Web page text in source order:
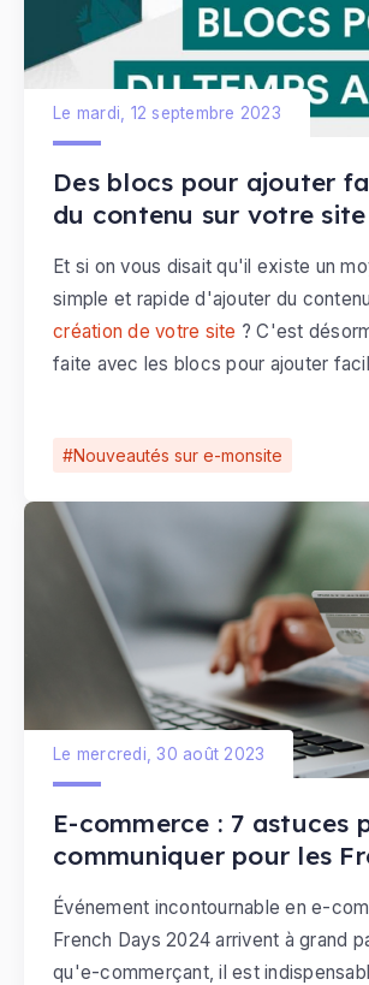
Nouveautés sur e-monsite
Des blocs pour ajouter
du contenu sur votre
Le mardi, 12 septembre 2023
Et si on vous disait qu'il existe un
simple et rapide d'ajouter du
création de votre site ? C'est
faite avec les blocs pour ajouter
E-commerce : 7 astuces
communiquer pour les
Days
Le mercredi, 30 août 2023
Événement incontournable en e-
French Days 2024 arrivent à grand
qu'e-commerçant, il est